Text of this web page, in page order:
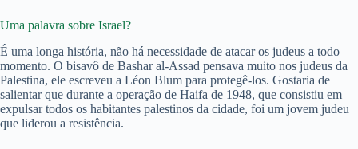
Uma palavra sobre Israel?
É uma longa história, não há necessidade de atacar os judeus a todo
momento. O bisavô de Bashar al-Assad pensava muito nos judeus da
Palestina, ele escreveu a Léon Blum para protegê-los. Gostaria de
salientar que durante a operação de Haifa de 1948, que consistiu em
expulsar todos os habitantes palestinos da cidade, foi um jovem judeu
que liderou a resistência.